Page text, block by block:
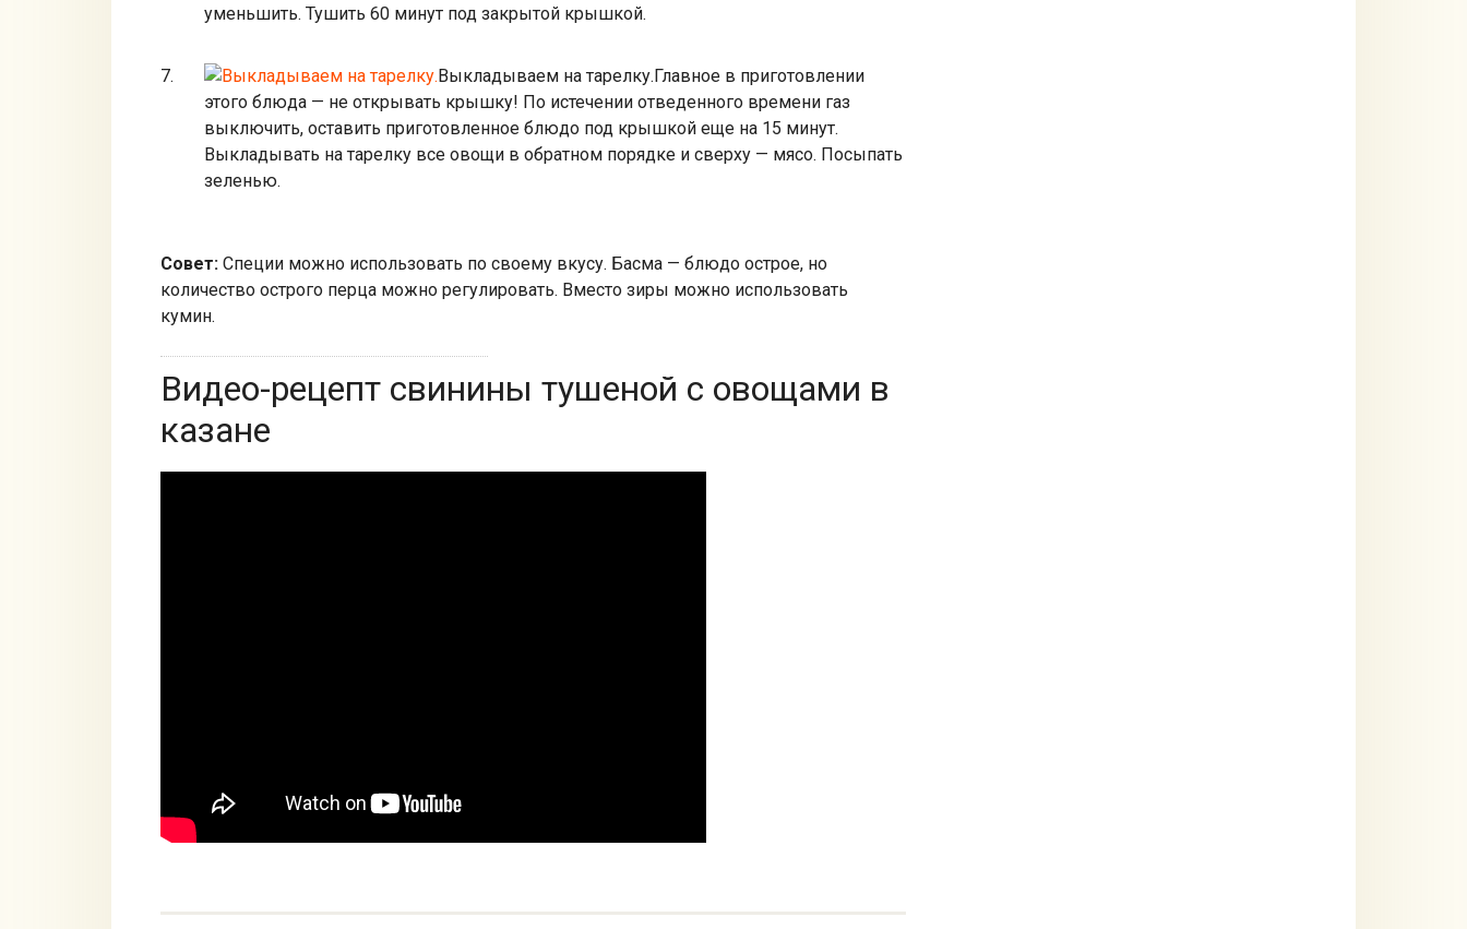
уменьшить. Тушить 60 минут под закрытой крышкой.
Выкладываем на тарелку.Главное в приготовлении
этого блюда — не открывать крышку! По истечении отведенного времени газ
выключить, оставить приготовленное блюдо под крышкой еще на 15 минут.
Выкладывать на тарелку все овощи в обратном порядке и сверху — мясо. Посыпать
зеленью.
Совет: Специи можно использовать по своему вкусу. Басма — блюдо острое, но
количество острого перца можно регулировать. Вместо зиры можно использовать
кумин.
Видео-рецепт свинины тушеной с овощами в
казане